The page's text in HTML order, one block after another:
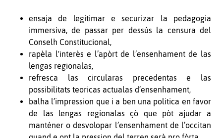
ensaja de legitimar e securizar la pedagogia
immersiva, de passar per dessús la censura del
Conselh Constitucional,
rapèla l'interès e l’apòrt de l’ensenhament de las
lengas regionalas,
refresca las circularas precedentas e las
possibilitats teoricas actualas d’ensenhament,
balha l’impression que i a ben una politica en favor
de las lengas regionalas çò que pòt ajudar a
manténer o desvolopar l’ensenhament de l’occitan